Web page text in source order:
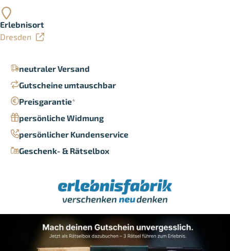
neutraler Versand
Gutscheine umtauschbar
Preisgarantie*
persönliche Widmung
persönlicher Kundenservice
Geschenk- & Rätselbox
Erlebnisort
Dresden